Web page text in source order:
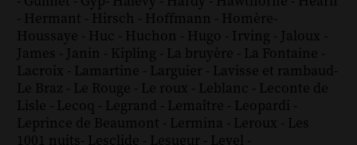
- Hermant - Hirsch - Hoffmann - Homère-
Houssaye - Huc - Huchon - Hugo - Irving - Jaloux -
James - Janin - Kipling - La bruyère - La Fontaine -
Lacroix - Lamartine - Larguier - Lavisse et rambaud-
Le Braz - Le Rouge - Le roux - Leblanc - Leconte de
Lisle - Lecoq - Legrand - Lemaître - Leopardi -
Leprince de Beaumont - Lermina - Leroux - Les
1001 nuits- Lesclide - Lesueur - Level -